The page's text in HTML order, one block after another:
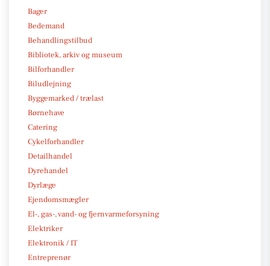
Bager
Bedemand
Behandlingstilbud
Bibliotek, arkiv og museum
Bilforhandler
Biludlejning
Byggemarked / trælast
Børnehave
Catering
Cykelforhandler
Detailhandel
Dyrehandel
Dyrlæge
Ejendomsmægler
El-, gas-, vand- og fjernvarmeforsyning
Elektriker
Elektronik / IT
Entreprenør